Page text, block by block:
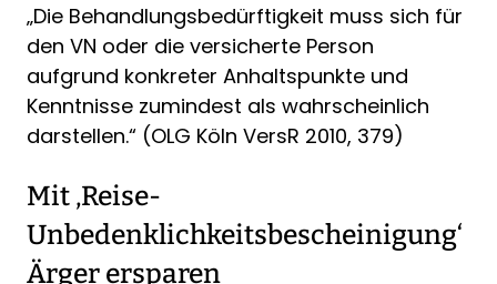
„Die Behandlungsbedürftigkeit muss sich für
den VN oder die versicherte Person
aufgrund konkreter Anhaltspunkte und
Kenntnisse zumindest als wahrscheinlich
darstellen.“ (OLG Köln VersR 2010, 379)
Mit ‚Reise-
Unbedenklichkeitsbescheinigung‘
Ärger ersparen